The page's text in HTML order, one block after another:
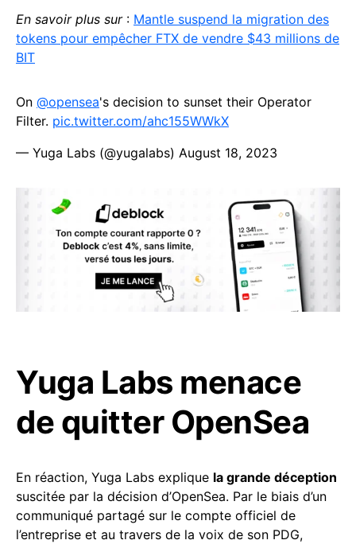
En savoir plus sur: Mantle suspend la migration des
tokens pour empêcher FTX de vendre $43 millions de
BIT
On @opensea's decision to sunset their Operator
Filter. pic.twitter.com/ahc155WWkX
— Yuga Labs (@yugalabs) August 18, 2023
Yuga Labs menace
de quitter OpenSea
En réaction, Yuga Labs explique la grande déception
suscitée par la décision d’OpenSea. Par le biais d’un
communiqué partagé sur le compte officiel de
l’entreprise et au travers de la voix de son PDG,